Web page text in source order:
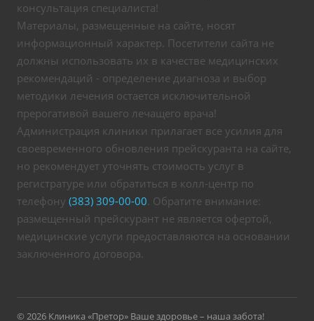
консультация специалиста!
Материалы, размещенные на сайте, носят
информационный характер. Посетители сайта не
должны использовать их в качестве медицинских
рекомендаций - определение диагноза и выбор
методики лечения остается исключительной
прерогативой вашего лечащего врача!
Администрация клиники прилагает все усилия для
своевременного обновления прейскуранта на сайте,
но рекомендует уточнять стоимость услуг в
регистратуре или обратиться в колл-центр по
телефону (383) 309-00-00. Обратите внимание:
размещенный прейскурант не является офертой,
медицинские услуги предоставляются на основании
заключенного договора.
© 2026 Клиника «Претор» Ваше здоровье – наша забота!